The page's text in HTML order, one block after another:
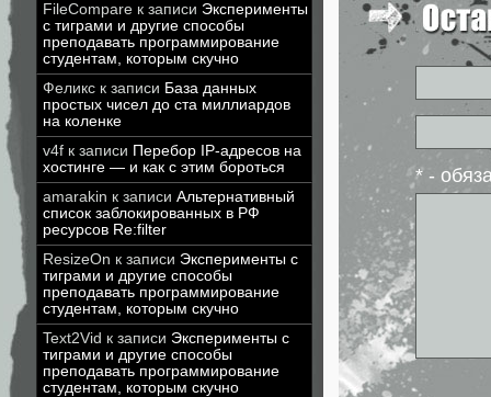
FileCompare к записи Эксперименты
с тиграми и другие способы
преподавать программирование
студентам, которым скучно
Феликс к записи База данных
простых чисел до ста миллиардов
на коленке
v4f к записи Перебор IP-адресов на
хостинге — и как с этим бороться
amarakin к записи Альтернативный
список заблокированных в РФ
ресурсов Re:filter
ResizeOn к записи Эксперименты с
тиграми и другие способы
преподавать программирование
студентам, которым скучно
Text2Vid к записи Эксперименты с
тиграми и другие способы
преподавать программирование
студентам, которым скучно
* -